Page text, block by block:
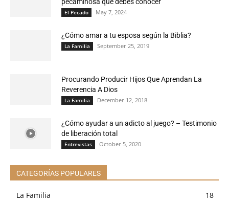
pecaminosa que debes conocer
El Pecado May 7, 2024
¿Cómo amar a tu esposa según la Biblia?
La Familia September 25, 2019
Procurando Producir Hijos Que Aprendan La
Reverencia A Dios
La Familia December 12, 2018
¿Cómo ayudar a un adicto al juego? – Testimonio
de liberación total
Entrevistas October 5, 2020
CATEGORÍAS POPULARES
La Familia
18